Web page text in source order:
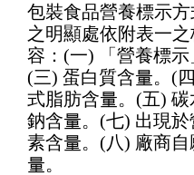
包裝食品營養標示
之明顯處依附表一
容：(一) 「營養標示
(三) 蛋白質含量。(
式脂肪含量。(五)
鈉含量。(七) 出現
素含量。(八) 廠商
量。